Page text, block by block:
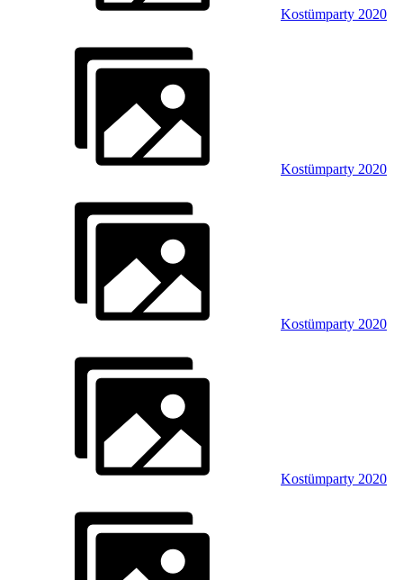
Kostümparty 2020
Kostümparty 2020
Kostümparty 2020
Kostümparty 2020